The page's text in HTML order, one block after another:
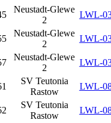
Neustadt-Glewe
2
LWL-
Neustadt-Glewe
2
LWL-
Neustadt-Glewe
2
LWL-
SV Teutonia
Rastow
LWL-
SV Teutonia
Rastow
LWL-